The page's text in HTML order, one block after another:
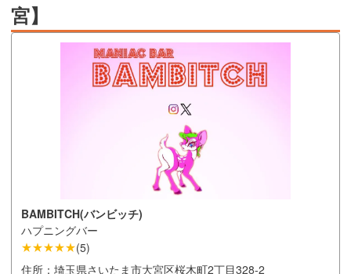
宮】
BAMBITCH(バンビッチ)
ハプニングバー
★★★★★(5)
住所： 埼玉県さいたま市大宮区桜木町2丁目328-2